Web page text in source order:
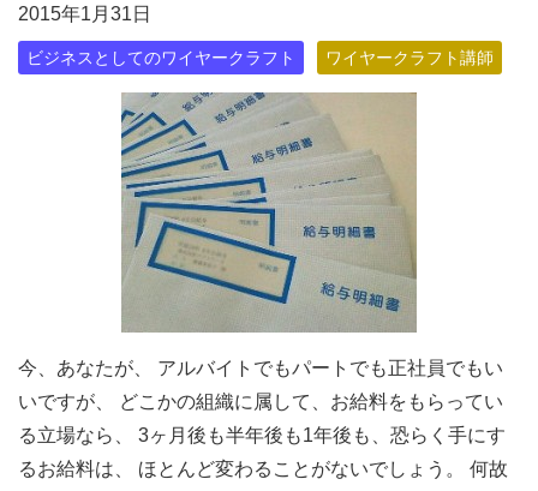
2015年1月31日
ビジネスとしてのワイヤークラフト ワイヤークラフト講師
今、あなたが、 アルバイトでもパートでも正社員でもい
いですが、 どこかの組織に属して、お給料をもらってい
る立場なら、 3ヶ月後も半年後も1年後も、恐らく手にす
るお給料は、 ほとんど変わることがないでしょう。 何故